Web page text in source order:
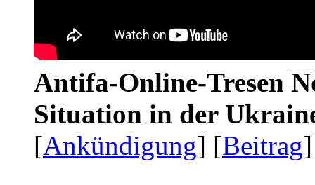
Antifa-Online-Tresen
Situation in der
[Ankündigung] [Beitrag